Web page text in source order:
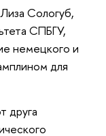
Сологуб,
СПБГУ,
немецкого и
для
друга